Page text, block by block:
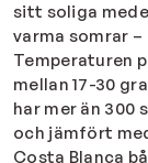
sitt soliga
varma somrar
Temperaturen
mellan 17-30
har mer än 300
och jämfört
Costa Blanca